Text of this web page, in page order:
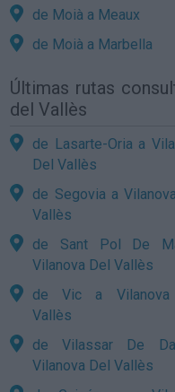
de Moià a Meaux
de Moià a Marbella
Últimas rutas
del Vallès
de Lasarte-Oria a
Del Vallès
de Segovia a
Vallès
de Sant Pol De
Vilanova Del Vallès
de Vic a
Vallès
de Vilassar De
Vilanova Del Vallès